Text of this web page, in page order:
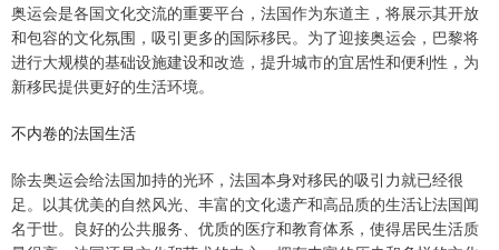
奥运会是各国文化交流的重要平台，法国作为东道主，将展示其开放
和包容的文化氛围，吸引更多的国际移民。为了迎接奥运会，巴黎将
进行大规模的基础设施建设和改造，提升城市的宜居性和便利性，为
新移民提供更好的生活环境。
不内卷的法国生活
除去奥运会给法国加持的光环，法国本身对移民的吸引力就已经很
足。以其优美的自然风光、丰富的文化遗产和高品质的生活让法国闻
名于世。良好的公共服务、优质的医疗和教育体系，使得居民生活质